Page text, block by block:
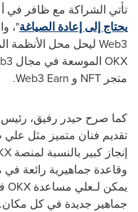
تأتي الشراكة مع ظافر في
يحتاج إلى إعادة الصياغة"،
Web3 ليحل محل الأنظمة
OKX الموسعة في مجال
متجر NFT و Web3 Earn
.
كما صرح حيدر رفيق،
تقديم فنان متميز مثل
إنجاز كبير بالنسبة لمنصة
وقاعدة جماهيرية رائعة
يمكن لـعلي مساعدة OKX
جماهير جديدة في كل مكان.